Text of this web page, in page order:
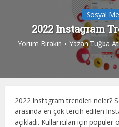
Sosyal
2022 Instagram
Yorum Bırakın YazanTuğba
2022 Instagram trendleri neler?
arasında en çok tercih edilen
açıkladı. Kullanıcıları için popüler